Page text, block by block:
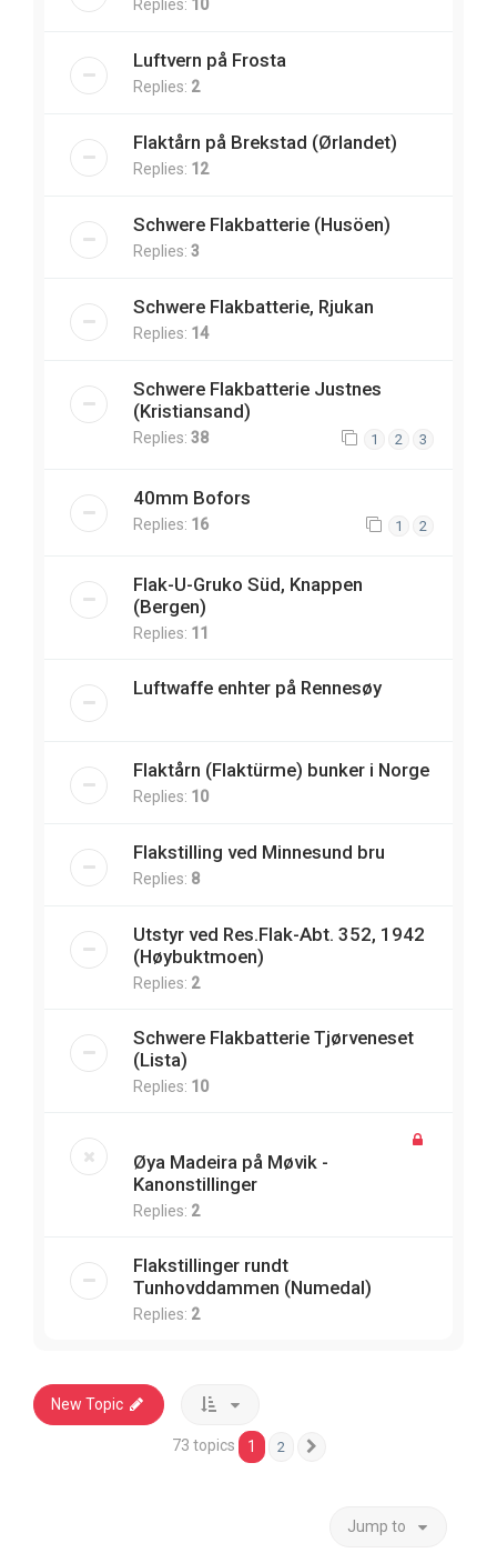
Replies: 10
Luftvern på Frosta
Replies: 2
Flaktårn på Brekstad (Ørlandet)
Replies: 12
Schwere Flakbatterie (Husöen)
Replies: 3
Schwere Flakbatterie, Rjukan
Replies: 14
Schwere Flakbatterie Justnes
(Kristiansand)
Replies: 38 1 2 3
40mm Bofors
Replies: 16 1 2
Flak-U-Gruko Süd, Knappen
(Bergen)
Replies: 11
Luftwaffe enhter på Rennesøy
Flaktårn (Flaktürme) bunker i Norge
Replies: 10
Flakstilling ved Minnesund bru
Replies: 8
Utstyr ved Res.Flak-Abt. 352, 1942
(Høybuktmoen)
Replies: 2
Schwere Flakbatterie Tjørveneset
(Lista)
Replies: 10
Øya Madeira på Møvik -
Kanonstillinger
Replies: 2
Flakstillinger rundt
Tunhovddammen (Numedal)
Replies: 2
New Topic
73 topics 1 2
Jump to